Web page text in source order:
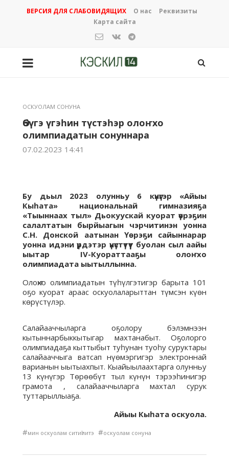
ВЕРСИЯ ДЛЯ СЛАБОВИДЯЩИХ О нас
Реквизиты
Карта сайта
ОСКУОЛАМ СОНУНА
Өбүгэ үгэһин түстэһэр олоҥхо
олимпиадатын сонуннара
07.02.2023 14:41
Бу дьыл 2023 олунньу 6 күнүгэр «Айыы
Кыһата» национальнай гимназияҕа
«Тыыннаах тыл» Дьокуускай куорат үөрэҕин
салалтатын бырйыагын чэрчитинэн уонна
С.Н. Донской аатынан Үөрэҕи сайыннарар
уонна идэни үрдэтэр үнүстүтүүт буолан сыл аайы
ыытар IV-Куораттааҕы олоҥхо
олимпиадата ыытыллынна.
Олоҥхо олимпиадатын түһүлгэтигэр барыта 101
оҕо куорат араас оскуолаларыттан түмсэн күөн
көрүстүлэр.
Салайааччыларга оҕолору бэлэмнээн
кытыннарбыккытыгар махтанабыт. Оҕолорго
олимпиадаҕа кыттыбыт туһунан туоһу суруктары
салайааччыга ватсап нүөмэргигэр электроннай
варианын ыытыахпыт. Кыайыылаахтарга олунньу
13 күнүгэр Төрөөбүт тыл күнүн тэрээһинигэр
грамота , салайааччыларга махтал сурук
туттарыллыаҕа.
Айыы Кыһата оскуола.
#мин оскуолам ситиһиитэ #оскуолам сонуна